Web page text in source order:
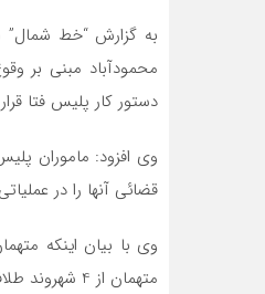
به گزارش “خط شمال”
دستور کار پليس فتا
وي افزود: ماموران
قضائي آنها را در
وي با بيان اينکه
متهمان از 4 شهروند طلافروش ديگر مبلغ يک ميليارد ريال با شيوه رسيد ساز جعلي کلاهبرداري کردند.